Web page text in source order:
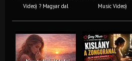
Video) ? Magyar dal
Music Video)